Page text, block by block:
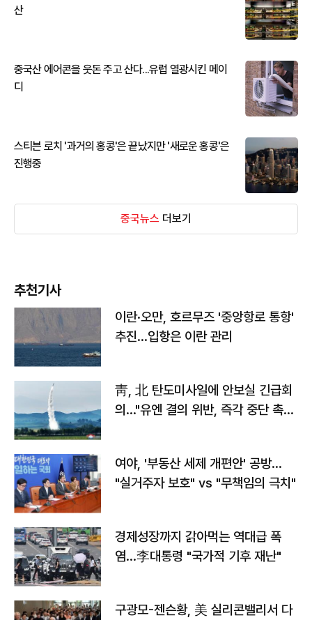
산
중국산 에어콘을 웃돈 주고 산다...유럽 열광시킨 메이
디
스티븐 로치 '과거의 홍콩'은 끝났지만 '새로운 홍콩'은
진행중
중국뉴스 더보기
추천기사
이란·오만, 호르무즈 '중앙항로 통항'
추진…입항은 이란 관리
靑, 北 탄도미사일에 안보실 긴급회
의…"유엔 결의 위반, 즉각 중단 촉
여야, '부동산 세제 개편안' 공방…
"실거주자 보호" vs "무책임의 극치"
경제성장까지 갉아먹는 역대급 폭
염…李대통령 "국가적 기후 재난"
구광모-젠슨황, 美 실리콘밸리서 다